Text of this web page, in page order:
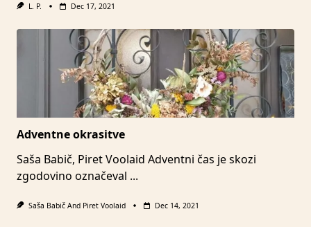
L. P. Dec 17, 2021
Adventne okrasitve
Saša Babič, Piret Voolaid Adventni čas je skozi
zgodovino označeval ...
Saša BabičAnd Piret Voolaid Dec 14, 2021